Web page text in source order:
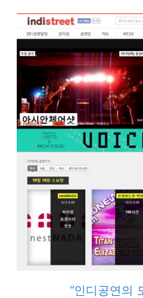
“인디공연의